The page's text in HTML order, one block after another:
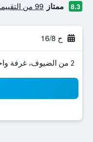
8.3 ممتاز 99 من التقييمات تم التحقق منها
ح 16/8
2 من الضيوف، غرفة واحدة